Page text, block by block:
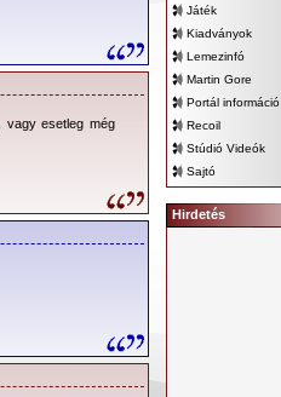
vagy esetleg még
Játék
Kiadványok
Lemezinfó
Martin Gore
Portál információ
Recoil
Stúdió Videók
Sajtó
Hirdetés